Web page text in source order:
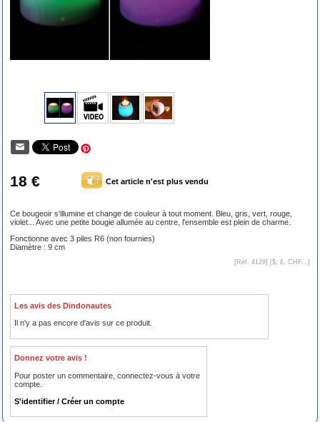
18 € Cet article n'est plus vendu
Ce bougeoir s'illumine et change de couleur à tout moment. Bleu, gris, vert, rouge,
violet... Avec une petite bougie allumée au centre, l'ensemble est plein de charme.
Fonctionne avec 3 piles R6 (non fournies)
Diamètre : 9 cm
[Réf. 4129] [$, £, CHF...]
Les avis des Dindonautes
Il n'y a pas encore d'avis sur ce produit.
Donnez votre avis !
Pour poster un commentaire, connectez-vous à votre
compte.
S'identifier / Créer un compte